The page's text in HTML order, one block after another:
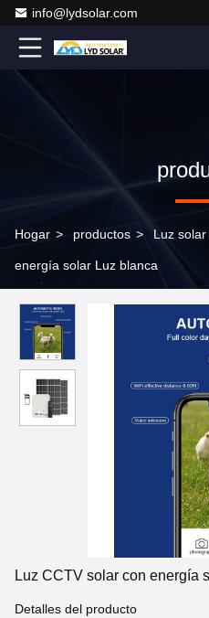
info@lydsolar.com
Hogar > productos > Luz
energía solar Luz blanca
Luz CCTV solar con energía
Detalles del producto